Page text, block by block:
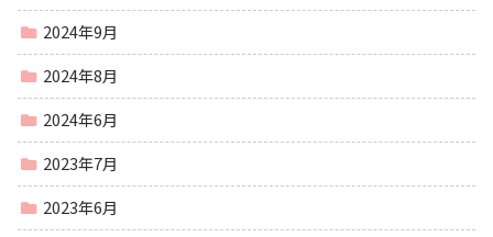
2024年9月
2024年8月
2024年6月
2023年7月
2023年6月